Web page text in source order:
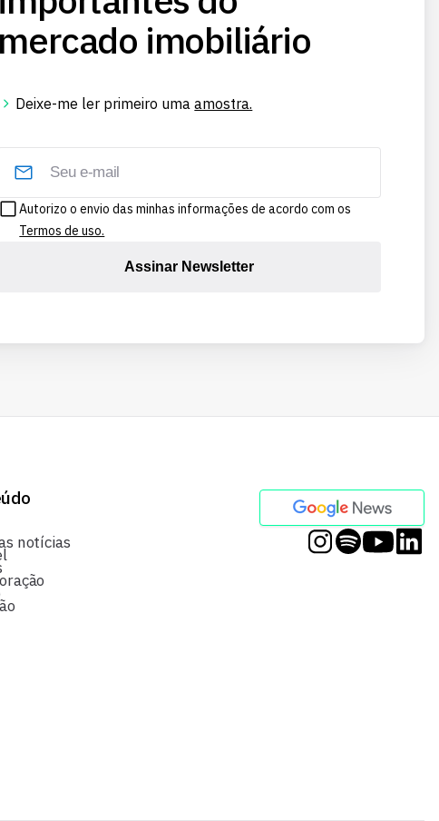
mercado imobiliário
Deixe-me ler primeiro umaamostra.
Autorizo o envio das minhas informações de acordo com os
Termos de uso.
Assinar Newsletter
notícias